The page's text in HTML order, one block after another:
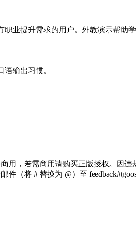
业提升需求的用户。外教演示帮助
输出习惯。
用，若需商用请购买正版授权。因
（将 # 替换为 @）至